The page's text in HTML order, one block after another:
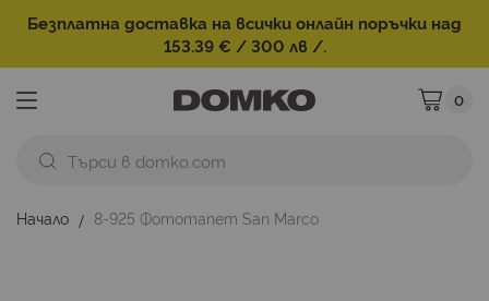
Безплатна доставка на всички онлайн поръчки над
153.39 € / 300 лв /.
Моята
0
Начало
8-925 Фототапет San Marco